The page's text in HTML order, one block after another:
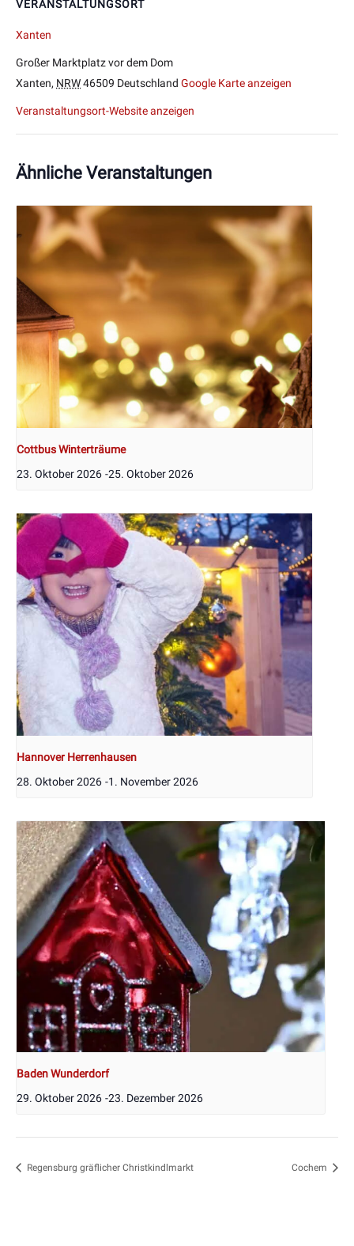
VERANSTALTUNGSORT
Xanten
Großer Marktplatz vor dem Dom
Xanten, NRW46509 Deutschland Google Karte anzeigen
Veranstaltungsort-Website anzeigen
Ähnliche Veranstaltungen
Cottbus Winterträume
23. Oktober 2026 -25. Oktober 2026
Hannover Herrenhausen
28. Oktober 2026 -1. November 2026
Baden Wunderdorf
29. Oktober 2026 -23. Dezember 2026
Regensburg gräflicher Christkindlmarkt Cochem